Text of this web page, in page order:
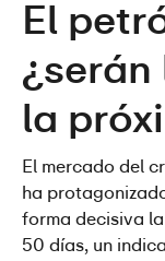
El
¿serán
la
El mercado del
ha
forma decisiva
50 días, un